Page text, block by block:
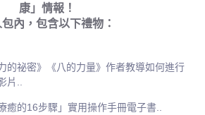
康」情報！
內，包含以下禮物：
的祕密》《八的力量》作者教導如何進行
片..
癒的16步驟」實用操作手冊電子書..